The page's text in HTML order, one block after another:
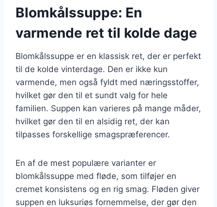
Blomkålssuppe: En
varmende ret til kolde dage
Blomkålssuppe er en klassisk ret, der er perfekt
til de kolde vinterdage. Den er ikke kun
varmende, men også fyldt med næringsstoffer,
hvilket gør den til et sundt valg for hele
familien. Suppen kan varieres på mange måder,
hvilket gør den til en alsidig ret, der kan
tilpasses forskellige smagspræferencer.
En af de mest populære varianter er
blomkålssuppe med fløde, som tilføjer en
cremet konsistens og en rig smag. Fløden giver
suppen en luksuriøs fornemmelse, der gør den